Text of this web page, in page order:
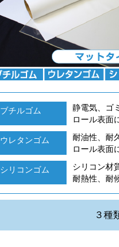
ブチルゴム
静電気、ゴ
ロール表面
ウレタンゴム
耐油性、耐
ロール表面
シリコンゴム
シリコン材
耐熱性、耐
３種